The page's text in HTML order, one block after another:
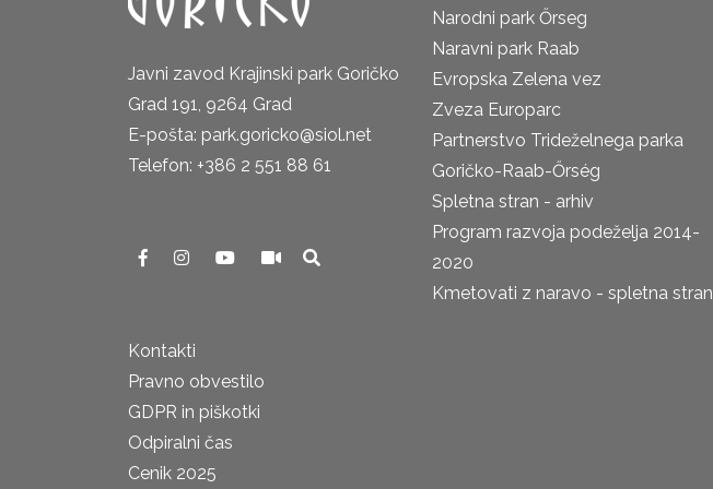
Javni zavod Krajinski park Goričko
Grad 191, 9264 Grad
E-pošta: park.goricko@siol.net
Telefon: +386 2 551 88 61
Kontakti
Pravno obvestilo
GDPR in piškotki
Odpiralni čas
Cenik 2025
Narodni park Őrseg
Naravni park Raab
Evropska Zelena vez
Zveza Europarc
Partnerstvo Trideželnega parka
Goričko-Raab-Őrség
Spletna stran - arhiv
Program razvoja podeželja 2014-
2020
Kmetovati z naravo - spletna stran